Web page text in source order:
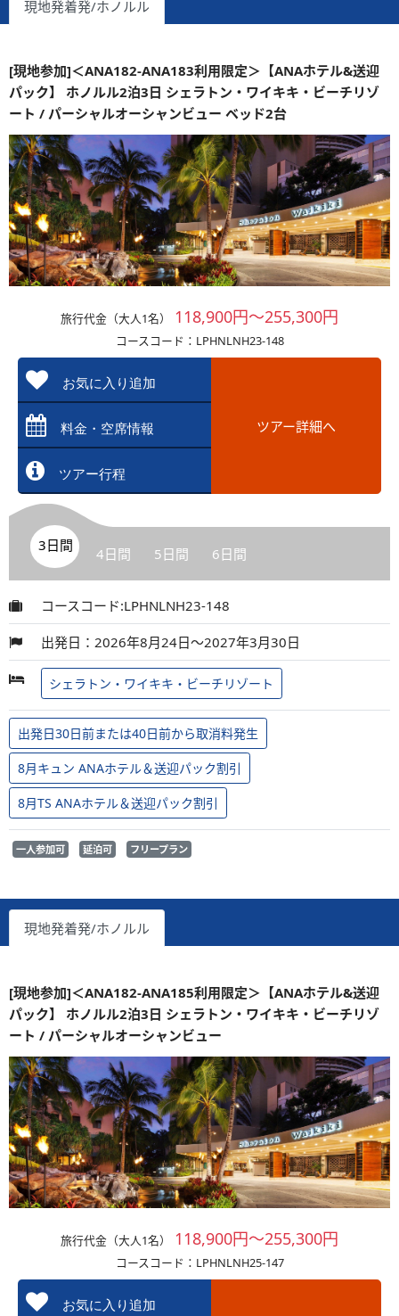
現地発着発/ホノルル
[現地参加]＜ANA182-ANA183利用限定＞【ANAホテル&送迎
パック】 ホノルル2泊3日 シェラトン・ワイキキ・ビーチリゾ
ート / パーシャルオーシャンビュー ベッド2台
旅行代金（大人1名） 118,900円～255,300円
コースコード：LPHNLNH23-148
お気に入り追加
料金・空席情報
ツアー行程
ツアー詳細へ
3日間 4日間 5日間 6日間
コースコード:LPHNLNH23-148
出発日：2026年8月24日～2027年3月30日
シェラトン・ワイキキ・ビーチリゾート
出発日30日前または40日前から取消料発生
8月キュン ANAホテル＆送迎パック割引
8月TS ANAホテル＆送迎パック割引
一人参加可 延泊可 フリープラン
現地発着発/ホノルル
[現地参加]＜ANA182-ANA185利用限定＞【ANAホテル&送迎
パック】 ホノルル2泊3日 シェラトン・ワイキキ・ビーチリゾ
ート / パーシャルオーシャンビュー
旅行代金（大人1名） 118,900円～255,300円
コースコード：LPHNLNH25-147
お気に入り追加